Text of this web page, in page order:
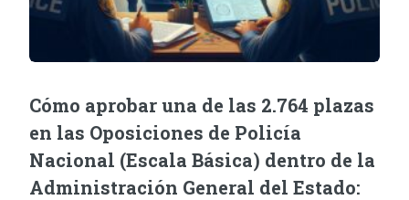
Cómo aprobar una de las 2.764 plazas
en las Oposiciones de Policía
Nacional (Escala Básica) dentro de la
Administración General del Estado: